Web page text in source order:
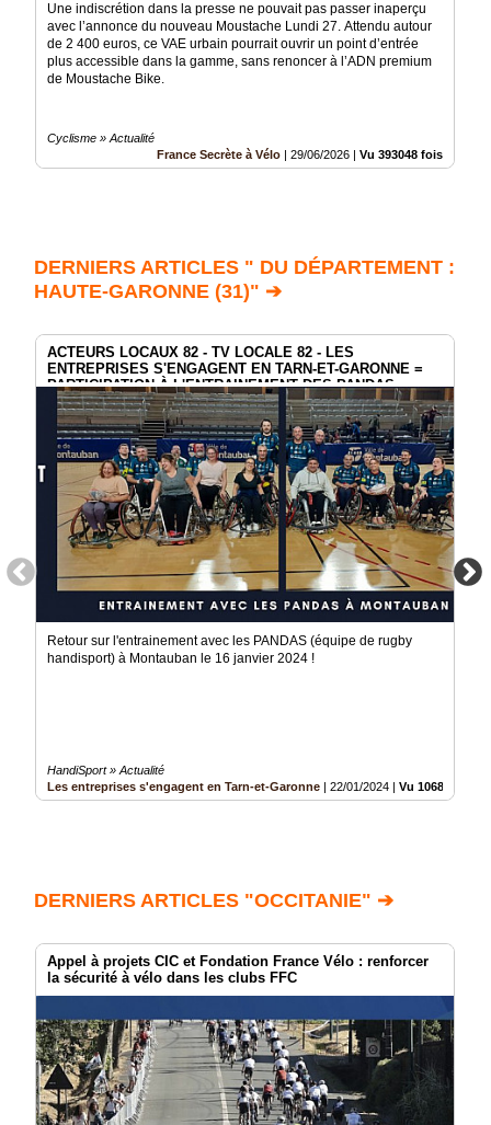
Une indiscrétion dans la presse ne pouvait pas passer inaperçu
avec l’annonce du nouveau Moustache Lundi 27. Attendu autour
de 2 400 euros, ce VAE urbain pourrait ouvrir un point d’entrée
plus accessible dans la gamme, sans renoncer à l’ADN premium
de Moustache Bike.
Cyclisme » Actualité
France Secrète à Vélo | 29/06/2026 | Vu 393048 fois
DERNIERS ARTICLES " DU DÉPARTEMENT :
HAUTE-GARONNE (31)" ➔
ACTEURS LOCAUX 82 - TV LOCALE 82 - LES
ENTREPRISES S'ENGAGENT EN TARN-ET-GARONNE =
PARTICIPATION À L'ENTRAINEMENT DES PANDAS
Retour sur l'entrainement avec les PANDAS (équipe de rugby
handisport) à Montauban le 16 janvier 2024 !
HandiSport » Actualité
Les entreprises s'engagent en Tarn-et-Garonne
22/01/2024 Vu 1068626 fois
DERNIERS ARTICLES "OCCITANIE" ➔
Appel à projets CIC et Fondation France Vélo : renforcer
la sécurité à vélo dans les clubs FFC